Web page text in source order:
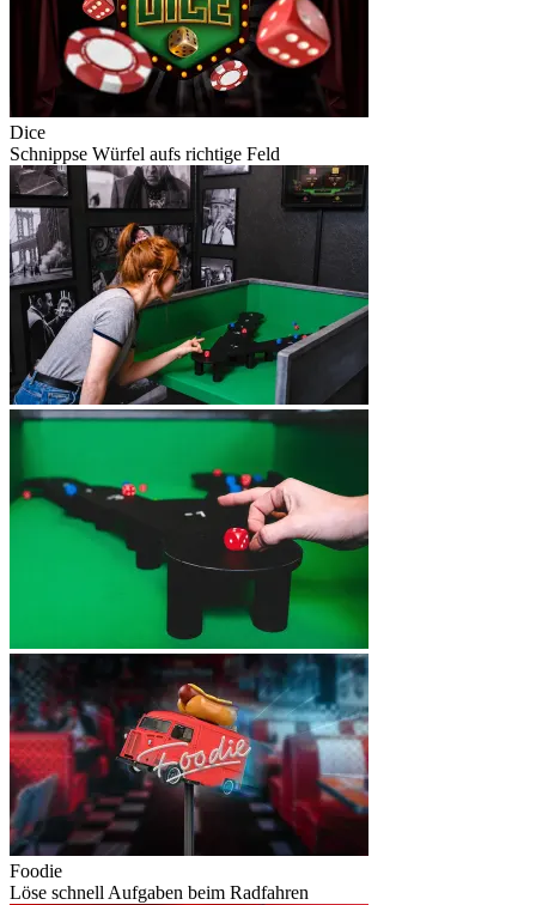
Dice
Schnippse Würfel aufs richtige Feld
Foodie
Löse schnell Aufgaben beim Radfahren